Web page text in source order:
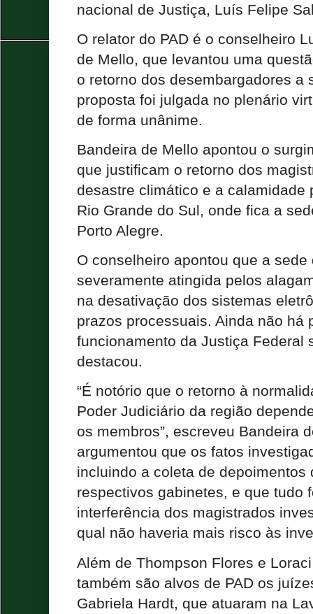
nacional de Justiça, Luís Felipe
O relator do PAD é o conselheiro
de Mello, que levantou uma
o retorno dos desembargadores a
proposta foi julgada no plenário
de forma unânime.
Bandeira de Mello apontou o
que justificam o retorno dos
desastre climático e a calamidade
Rio Grande do Sul, onde fica a
Porto Alegre.
O conselheiro apontou que a sede
severamente atingida pelos
na desativação dos sistemas
prazos processuais. Ainda não há
funcionamento da Justiça Federal
destacou.
“É notório que o retorno à
Poder Judiciário da região
os membros”, escreveu Bandeira
argumentou que os fatos
incluindo a coleta de depoimentos
respectivos gabinetes, e que tudo
interferência dos magistrados
qual não haveria mais risco às
Além de Thompson Flores e
também são alvos de PAD os
Gabriela Hardt, que atuaram na